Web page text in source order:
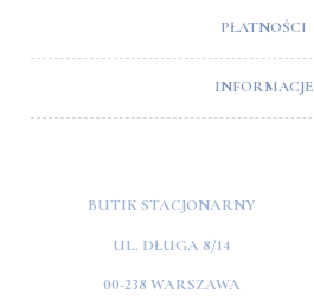
PŁATNOŚCI
INFORMACJE
BUTIK STACJONARNY
UL. DŁUGA 8/14
00-238 WARSZAWA